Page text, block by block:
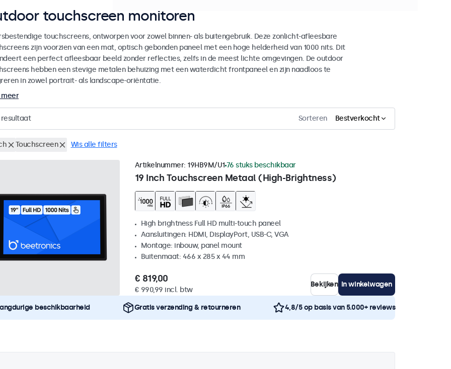
touchscreen monitoren
touchscreens, ontworpen voor zowel binnen- als buitengebruik. Deze zonlicht-afleesbare
zijn voorzien van een mat, optisch gebonden paneel met een hoge helderheid van 1000 nits. Dit
een perfect afleesbaar beeld zonder reflecties, zelfs in de meest lichte omgevingen. De outdoor
hebben een stevige metalen behuizing met een waterdicht frontpaneel en zijn naadloos te
in zowel portrait- als landscape-oriëntatie.
meer
resultaat Sorteren Bestverkocht
Touchscreen Wis alle filters
19 Inch Touchscreen Metaal (High-Brightness)
Artikelnummer: 19HB9M/U1 76 stuks beschikbaar
High brightness Full HD multi-touch paneel
Aansluitingen: HDMI, DisplayPort, USB-C, VGA
Montage: inbouw, panel mount
Buitenmaat: 466 x 285 x 44 mm
€ 819,00
€ 990,99 incl. btw
Bekijken In winkelwagen
beschikbaarheid Gratis verzending & retourneren 4,8/5 op basis van 5.000+ reviews